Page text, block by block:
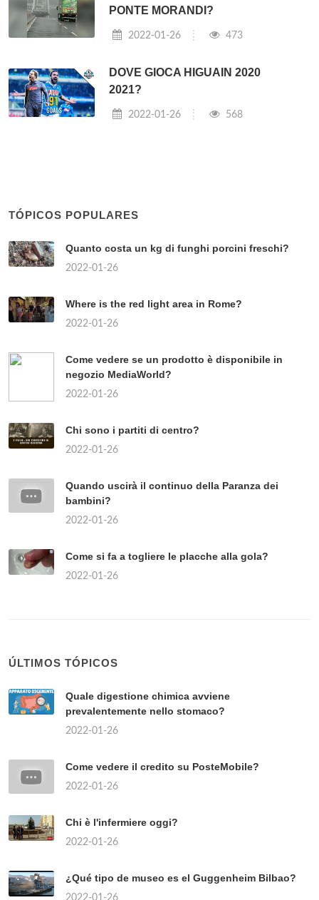
PONTE MORANDI?
2022-01-26 473
DOVE GIOCA HIGUAIN 2020
2021?
2022-01-26 568
TÓPICOS POPULARES
Quanto costa un kg di funghi porcini freschi?
2022-01-26
Where is the red light area in Rome?
2022-01-26
Come vedere se un prodotto è disponibile in
negozio MediaWorld?
2022-01-26
Chi sono i partiti di centro?
2022-01-26
Quando uscirà il continuo della Paranza dei
bambini?
2022-01-26
Come si fa a togliere le placche alla gola?
2022-01-26
ÚLTIMOS TÓPICOS
Quale digestione chimica avviene
prevalentemente nello stomaco?
2022-01-26
Come vedere il credito su PosteMobile?
2022-01-26
Chi è l'infermiere oggi?
2022-01-26
¿Qué tipo de museo es el Guggenheim Bilbao?
2022-01-26